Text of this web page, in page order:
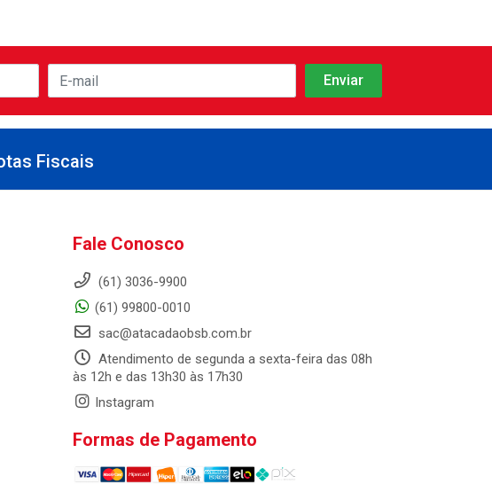
Fiscais
Fale Conosco
(61) 3036-9900
(61) 99800-0010
sac@atacadaobsb.com.br
Atendimento de segunda a sexta-feira das 08h
às 12h e das 13h30 às 17h30
Instagram
Formas de Pagamento